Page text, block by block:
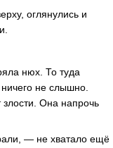
оглянулись и
нюх. То туда
не слышно.
злости. Она напрочь
— не хватало ещё